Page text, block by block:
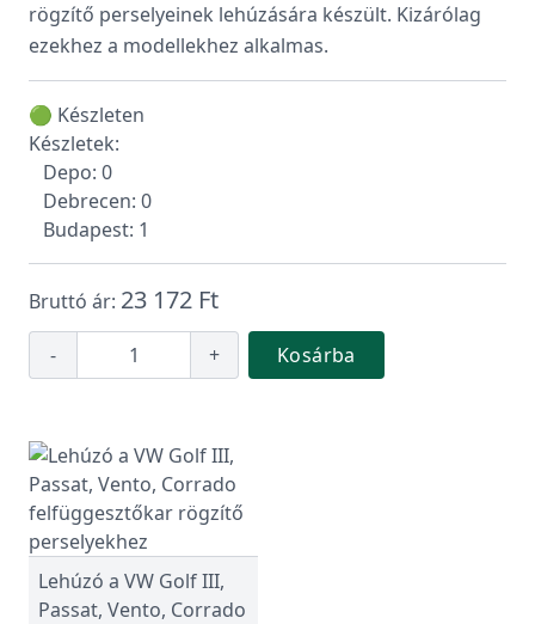
rögzítő perselyeinek lehúzására készült. Kizárólag
ezekhez a modellekhez alkalmas.
🟢 Készleten
Készletek:
Depo: 0
Debrecen: 0
Budapest: 1
Bruttó ár: 23 172 Ft
- + Kosárba
Lehúzó a VW Golf III,
Passat, Vento, Corrado